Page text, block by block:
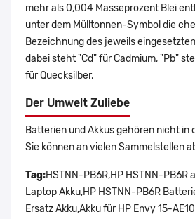
mehr als 0,004 Masseprozent Blei
unter dem Mülltonnen-Symbol die
Bezeichnung des jeweils
dabei steht "Cd" für Cadmium, "Pb"
für Quecksilber.
Der Umwelt Zuliebe
Batterien und Akkus gehören nicht in
Sie können an vielen Sammelstellen
Tag:HSTNN-PB6R,HP HSTNN-PB6R
Laptop Akku,HP HSTNN-PB6R
Ersatz Akku,Akku für HP Envy 15-